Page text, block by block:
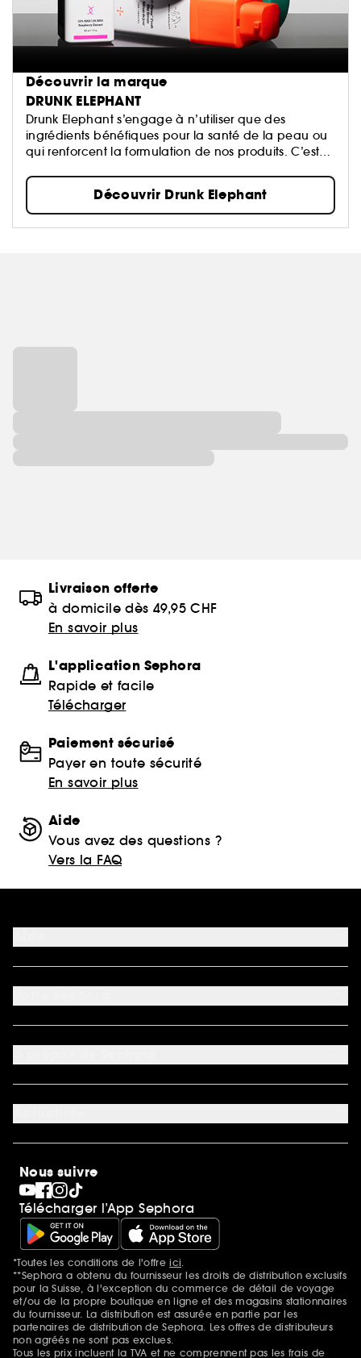
Découvrir la marque
DRUNK ELEPHANT
Drunk Elephant s’engage à n’utiliser que des
ingrédients bénéfiques pour la santé de la peau ou
qui renforcent la formulation de nos produits. C’est
pH sains, des formulations adaptées à chaque
peau, avec une petite structure moléculaire
facilement assimilée et des ingrédients actifs
efficaces qui soutiennent et maintiennent
Découvrir Drunk Elephant
Livraison offerte
à domicile dès 49,95 CHF
En savoir plus
L'application Sephora
Rapide et facile
Télécharger
Paiement sécurisé
Payer en toute sécurité
En savoir plus
Aide
Vous avez des questions ?
Vers la FAQ
FAQ
Nous contacter
Mon compte
Préférence cookies
Découvrir Sephora
Carrière
SEPHORA Prize
Clean at Sephora
Pride
Nous suivre
Télécharger l’App Sephora
Mentions additionnelles
*Toutes les conditions de l'offreici
**Sephora a obtenu du fournisseur les droits de distribution exclusifs
pour la Suisse, à l'exception du commerce de détail de voyage
et/ou de la propre boutique en ligne et des magasins stationnaires
du fournisseur. La distribution est assurée en partie par les
partenaires de distribution de Sephora. Les offres de distributeurs
non agréés ne sont pas exclues.
Tous les prix incluent la TVA et ne comprennent pas les frais de